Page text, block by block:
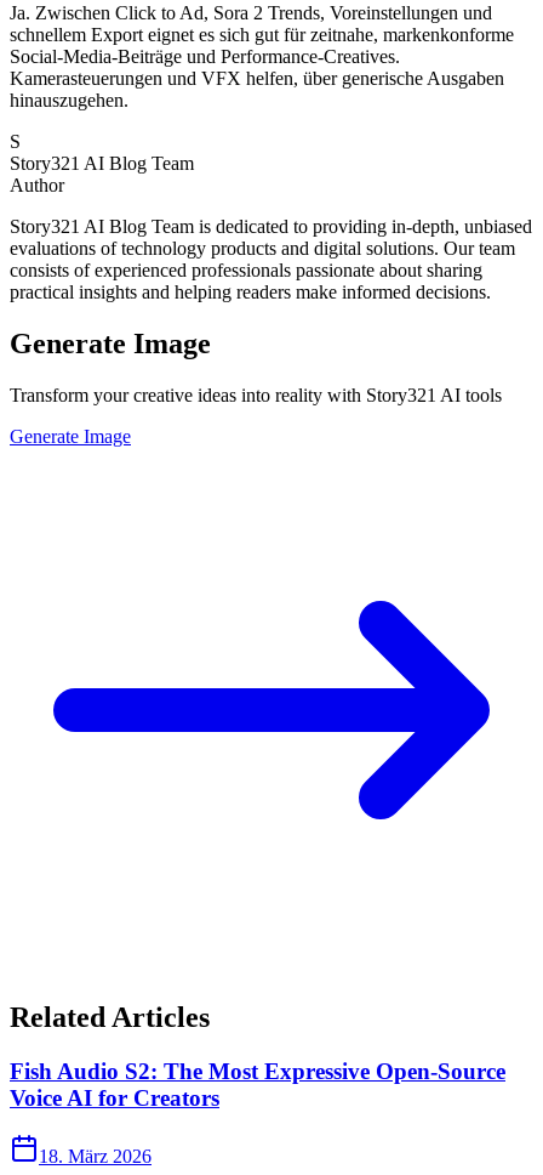
Ja. Zwischen Click to Ad, Sora 2 Trends, Voreinstellungen und
schnellem Export eignet es sich gut für zeitnahe, markenkonforme
Social-Media-Beiträge und Performance-Creatives.
Kamerasteuerungen und VFX helfen, über generische Ausgaben
hinauszugehen.
S
Story321 AI Blog Team
Author
Story321 AI Blog Team is dedicated to providing in-depth, unbiased
evaluations of technology products and digital solutions. Our team
consists of experienced professionals passionate about sharing
practical insights and helping readers make informed decisions.
Generate Image
Transform your creative ideas into reality with Story321 AI tools
Generate Image
Related Articles
Fish Audio S2: The Most Expressive Open-Source
Voice AI for Creators
18. März 2026